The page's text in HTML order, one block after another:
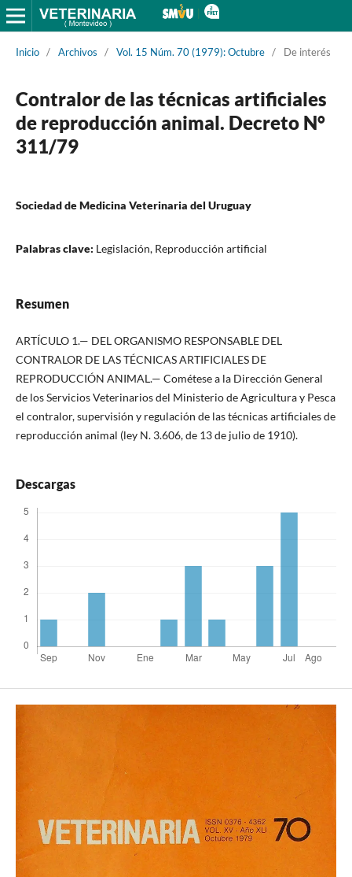
Inicio / Archivos / Vol. 15 Núm. 70 (1979): Octubre / De interés
Contralor de las técnicas artificiales
de reproducción animal. Decreto N°
311/79
Sociedad de Medicina Veterinaria del Uruguay
Palabras clave: Legislación, Reproducción artificial
Resumen
ARTÍCULO 1.— DEL ORGANISMO RESPONSABLE DEL
CONTRALOR DE LAS TÉCNICAS ARTIFICIALES DE
REPRODUCCIÓN ANIMAL.— Cométese a la Dirección General
de los Servicios Veterinarios del Ministerio de Agricultura y Pesca
el contralor, supervisión y regulación de las técnicas artificiales de
reproducción animal (ley N. 3.606, de 13 de julio de 1910).
Descargas